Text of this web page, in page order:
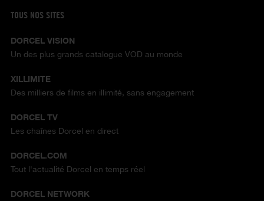
TOUS NOS SITES
DORCEL VISION
Un des plus grands catalogue VOD au monde
XILLIMITE
Des milliers de films en illimité, sans engagement
DORCEL TV
Les chaînes Dorcel en direct
DORCEL.COM
Tout l'actualité Dorcel en temps réel
DORCEL NETWORK